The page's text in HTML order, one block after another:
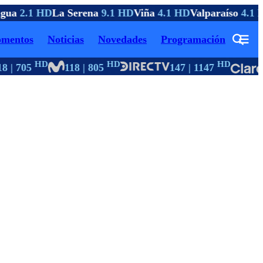
2.1 HDLa Serena9.1 HDViña4.1 HDValparaíso4.1
Noticias Novedades Programación
| 705HD 118 | 805HD 147 | 1147HD